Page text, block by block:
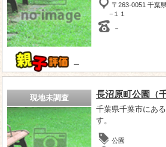
－
〒263-0051 千葉
−１１
－
現地未調査 長沼原町公園（
千葉県千葉市にあ
す。
公園